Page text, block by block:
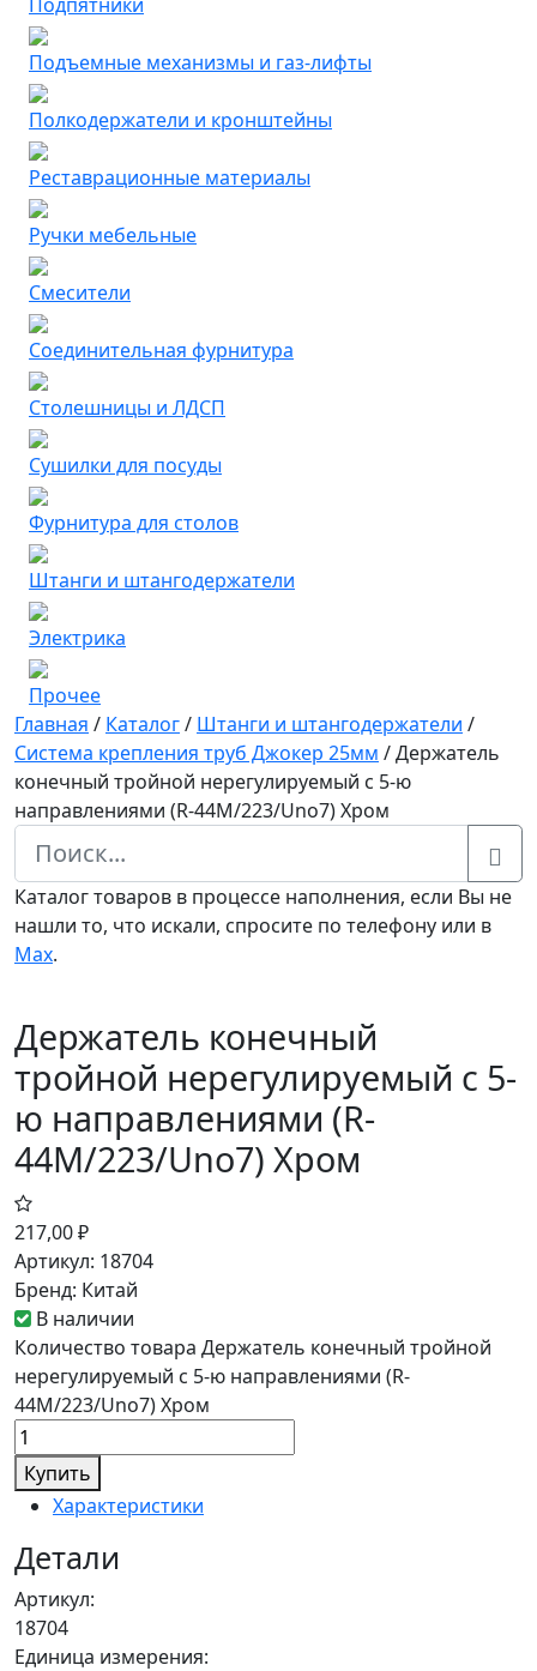
Подъемные механизмы и газ-лифты
Полкодержатели и кронштейны
Реставрационные материалы
Ручки мебельные
Смесители
Соединительная фурнитура
Столешницы и ЛДСП
Сушилки для посуды
Фурнитура для столов
Штанги и штангодержатели
Электрика
Прочее
Главная / Каталог/ Штанги и штангодержатели /
Система крепления труб Джокер 25мм /Держатель
конечный тройной нерегулируемый с 5-ю
направлениями (R-44M/223/Uno7) Хром
Каталог товаров в процессе наполнения, если Вы не
нашли то, что искали, спросите по телефону или в
Мах.
Держатель конечный
тройной нерегулируемый с 5-
ю направлениями (R-
44M/223/Uno7) Хром
217,00₽
Артикул: 18704
Бренд: Китай
В наличии
Количество товара Держатель конечный тройной
нерегулируемый с 5-ю направлениями (R-
44M/223/Uno7) Хром
Купить
Характеристики
Детали
Артикул:
18704
Единица измерения: